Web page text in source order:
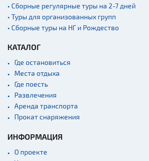
Памятники
Памятники известным
Монастыри
Костелы
Театры
Концертные залы
экскурсий: г. Минск
• Сборные регулярные туры на 2-7 дней
• Туры для организованных групп
• Сборные туры на НГ и Рождество
КАТАЛОГ
Где остановиться
Места отдыха
Где поесть
Развлечения
Аренда транспорта
Прокат снаряжения
ИНФОРМАЦИЯ
О проекте